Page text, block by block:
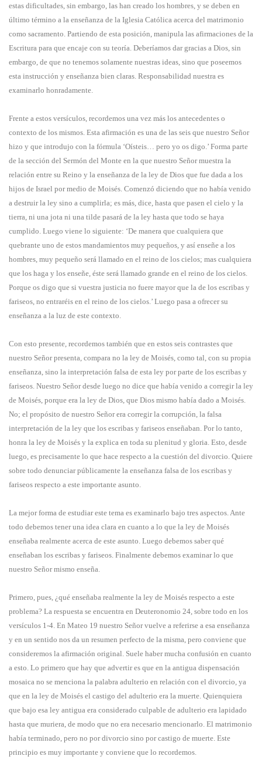
estas dificultades, sin embargo, las han creado los hombres, y se deben en
último término a la enseñanza de la Iglesia Católica acerca del matrimonio
como sacramento. Partiendo de esta posición, manipula las afirmaciones de la
Escritura para que encaje con su teoría. Deberíamos dar gracias a Dios, sin
embargo, de que no tenemos solamente nuestras ideas, sino que poseemos
esta instrucción y enseñanza bien claras. Responsabilidad nuestra es
examinarlo honradamente.
Frente a estos versículos, recordemos una vez más los antecedentes o
contexto de los mismos. Esta afirmación es una de las seis que nuestro Señor
hizo y que introdujo con la fórmula ‘Oísteis… pero yo os digo.’ Forma parte
de la sección del Sermón del Monte en la que nuestro Señor muestra la
relación entre su Reino y la enseñanza de la ley de Dios que fue dada a los
hijos de Israel por medio de Moisés. Comenzó diciendo que no había venido
a destruir la ley sino a cumplirla; es más, dice, hasta que pasen el cielo y la
tierra, ni una jota ni una tilde pasará de la ley hasta que todo se haya
cumplido. Luego viene lo siguiente: ‘De manera que cualquiera que
quebrante uno de estos mandamientos muy pequeños, y así enseñe a los
hombres, muy pequeño será llamado en el reino de los cielos; mas cualquiera
que los haga y los enseñe, éste será llamado grande en el reino de los cielos.
Porque os digo que si vuestra justicia no fuere mayor que la de los escribas y
fariseos, no entraréis en el reino de los cielos.’ Luego pasa a ofrecer su
enseñanza a la luz de este contexto.
Con esto presente, recordemos también que en estos seis contrastes que
nuestro Señor presenta, compara no la ley de Moisés, como tal, con su propia
enseñanza, sino la interpretación falsa de esta ley por parte de los escribas y
fariseos. Nuestro Señor desde luego no dice que había venido a corregir la ley
de Moisés, porque era la ley de Dios, que Dios mismo había dado a Moisés.
No; el propósito de nuestro Señor era corregir la corrupción, la falsa
interpretación de la ley que los escribas y fariseos enseñaban. Por lo tanto,
honra la ley de Moisés y la explica en toda su plenitud y gloria. Esto, desde
luego, es precisamente lo que hace respecto a la cuestión del divorcio. Quiere
sobre todo denunciar públicamente la enseñanza falsa de los escribas y
fariseos respecto a este importante asunto.
La mejor forma de estudiar este tema es examinarlo bajo tres aspectos. Ante
todo debemos tener una idea clara en cuanto a lo que la ley de Moisés
enseñaba realmente acerca de este asunto. Luego debemos saber qué
enseñaban los escribas y fariseos. Finalmente debemos examinar lo que
nuestro Señor mismo enseña.
Primero, pues, ¿qué enseñaba realmente la ley de Moisés respecto a este
problema? La respuesta se encuentra en Deuteronomio 24, sobre todo en los
versículos 1-4. En Mateo 19 nuestro Señor vuelve a referirse a esa enseñanza
y en un sentido nos da un resumen perfecto de la misma, pero conviene que
consideremos la afirmación original. Suele haber mucha confusión en cuanto
a esto. Lo primero que hay que advertir es que en la antigua dispensación
mosaica no se menciona la palabra adulterio en relación con el divorcio, ya
que en la ley de Moisés el castigo del adulterio era la muerte. Quienquiera
que bajo esa ley antigua era considerado culpable de adulterio era lapidado
hasta que muriera, de modo que no era necesario mencionarlo. El matrimonio
había terminado, pero no por divorcio sino por castigo de muerte. Este
principio es muy importante y conviene que lo recordemos.